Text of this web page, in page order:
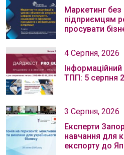
Маркетинг без
підприємцям
просувати
4 Серпня, 2026
ТПП: 5 серпня
3 Серпня, 2026
Експерти
навчання для
експорту до